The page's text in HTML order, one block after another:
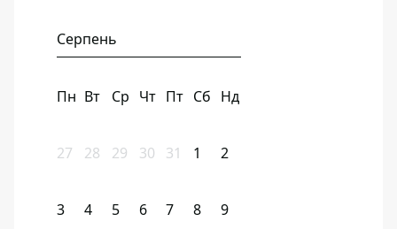
Серпень
Пн Вт Ср Чт Пт Сб Нд
27 28 29 30 31 1 2
3 4 5 6 7 8 9